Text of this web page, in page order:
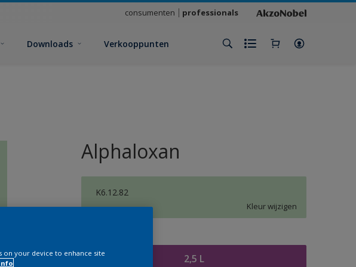
consumenten professionals
Downloads Verkooppunten
Alphaloxan
K6.12.82
Kleur wijzigen
2,5 L
on your device to enhance site